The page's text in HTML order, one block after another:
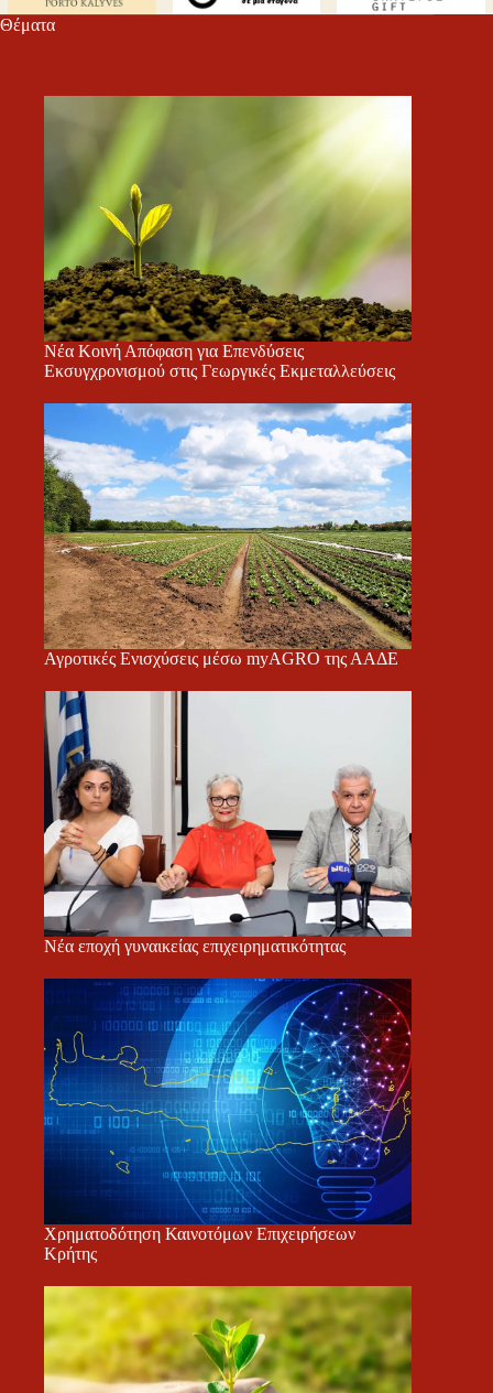
Θέματα
Νέα Κοινή Απόφαση για Επενδύσεις
Εκσυγχρονισμού στις Γεωργικές Εκμεταλλεύσεις
Αγροτικές Ενισχύσεις μέσω myAGRO της ΑΑΔΕ
Νέα εποχή γυναικείας επιχειρηματικότητας
Χρηματοδότηση Καινοτόμων Επιχειρήσεων
Κρήτης